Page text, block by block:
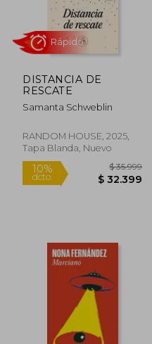
$ 34.867
Rápido
DISTANCIA DE
RESCATE
Samanta Schweblin
RANDOM HOUSE, 2025,
Tapa Blanda, Nuevo